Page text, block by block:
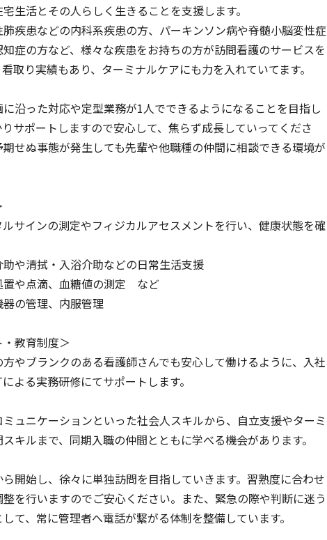
生活とその人らしく生きることを支援します。
疾患などの内科系疾患の方、パーキンソン病や脊髄小脳変性症
症の方など、様々な疾患をお持ちの方が訪問看護のサービスを
取り実績もあり、ターミナルケアにも力を入れていてます。
沿った対応や定型業務が1人でできるようになることを目指し
サポートしますので安心して、焦らず成長していってくださ
せぬ事態が発生しても先輩や他職種の仲間に相談できる環境が
ルサインの測定やフィジカルアセスメントを行い、健康状態を確
助や清拭・入浴介助などの日常生活支援
置や点滴、血糖値の測定 など
の管理、内服管理
教育制度＞
やブランクのある看護師さんでも安心して働けるように、入社
よる実務研修にてサポートします。
ュニケーションといった社会人スキルから、自立支援やターミ
キルまで、同期入職の仲間とともに学べる機会があります。
開始し、徐々に単独訪問を目指していきます。習熟度に合わせ
を行いますのでご安心ください。また、緊急の際や判断に迷う
て、常に管理者へ電話が繋がる体制を整備しています。